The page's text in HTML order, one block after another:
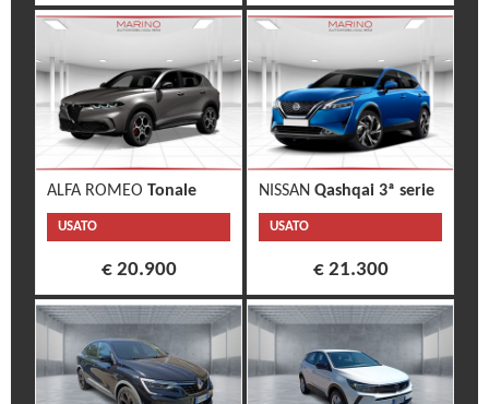
ALFA ROMEO Tonale
USATO
€ 20.900
NISSAN Qashqai 3ª serie
USATO
€ 21.300